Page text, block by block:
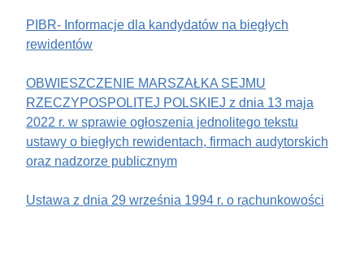
PIBR- Informacje dla kandydatów na biegłych
rewidentów
OBWIESZCZENIE MARSZAŁKA SEJMU
RZECZYPOSPOLITEJ POLSKIEJ z dnia 13 maja
2022 r. w sprawie ogłoszenia jednolitego tekstu
ustawy o biegłych rewidentach, firmach audytorskich
oraz nadzorze publicznym
Ustawa z dnia 29 września 1994 r. o rachunkowości